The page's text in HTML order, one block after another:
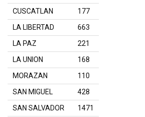
CUSCATLAN
177
LA LIBERTAD
663
LA PAZ
221
LA UNION
168
MORAZAN
110
SAN MIGUEL
428
SAN SALVADOR
1471